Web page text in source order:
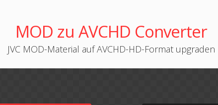
MOD zu AVCHD Converter
JVC MOD-Material auf AVCHD-HD-Format upgraden